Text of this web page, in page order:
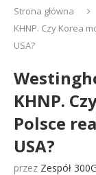
Strona główna
KHNP. Czy Korea
USA?
KHNP.
Polsce
USA?
przez Zespół